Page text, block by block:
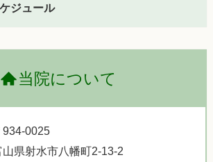
ジュール
当院について
934-0025
山県射水市八幡町2-13-2